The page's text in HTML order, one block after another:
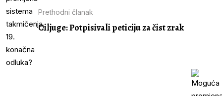
Prethodni članak
Ciljuge: Potpisivali peticiju za čist zrak